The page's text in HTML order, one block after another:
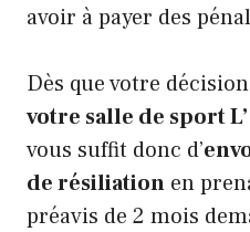
avoir à payer des
Dès que votre
votre salle de sport
vous suffit donc d’
de résiliation en
préavis de 2 mois